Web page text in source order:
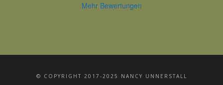
Mehr Bewertungen
© COPYRIGHT 2017-2025 NANCY UNNERSTALL